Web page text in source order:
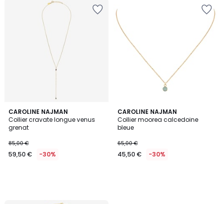
CAROLINE NAJMAN
Collier cravate longue venus
grenat
85,00 €
59,50 € -30%
CAROLINE NAJMAN
Collier moorea calcedoine
bleue
65,00 €
45,50 € -30%